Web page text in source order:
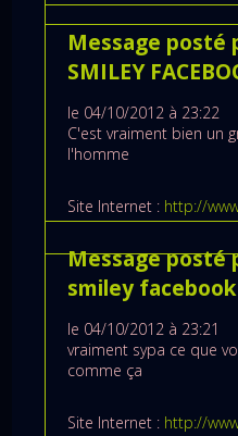
Message posté
SMILEY
le 04/10/2012 à 23:22
C'est vraiment bien un
l'homme
Site Internet : http://
Message posté
smiley facebook
le 04/10/2012 à 23:21
vraiment sypa ce que
comme ça
Site Internet : http://